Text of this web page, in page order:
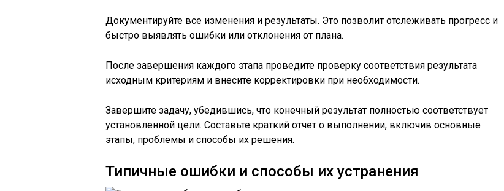
Документируйте все изменения и результаты. Это позволит отслеживать прогресс и
быстро выявлять ошибки или отклонения от плана.
После завершения каждого этапа проведите проверку соответствия результата
исходным критериям и внесите корректировки при необходимости.
Завершите задачу, убедившись, что конечный результат полностью соответствует
установленной цели. Составьте краткий отчет о выполнении, включив основные
этапы, проблемы и способы их решения.
Типичные ошибки и способы их устранения